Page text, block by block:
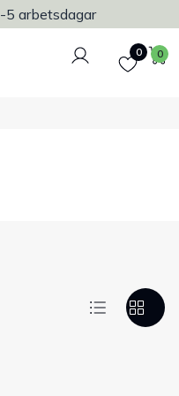
arbetsdagar
Logga in
Favoriter
0 0